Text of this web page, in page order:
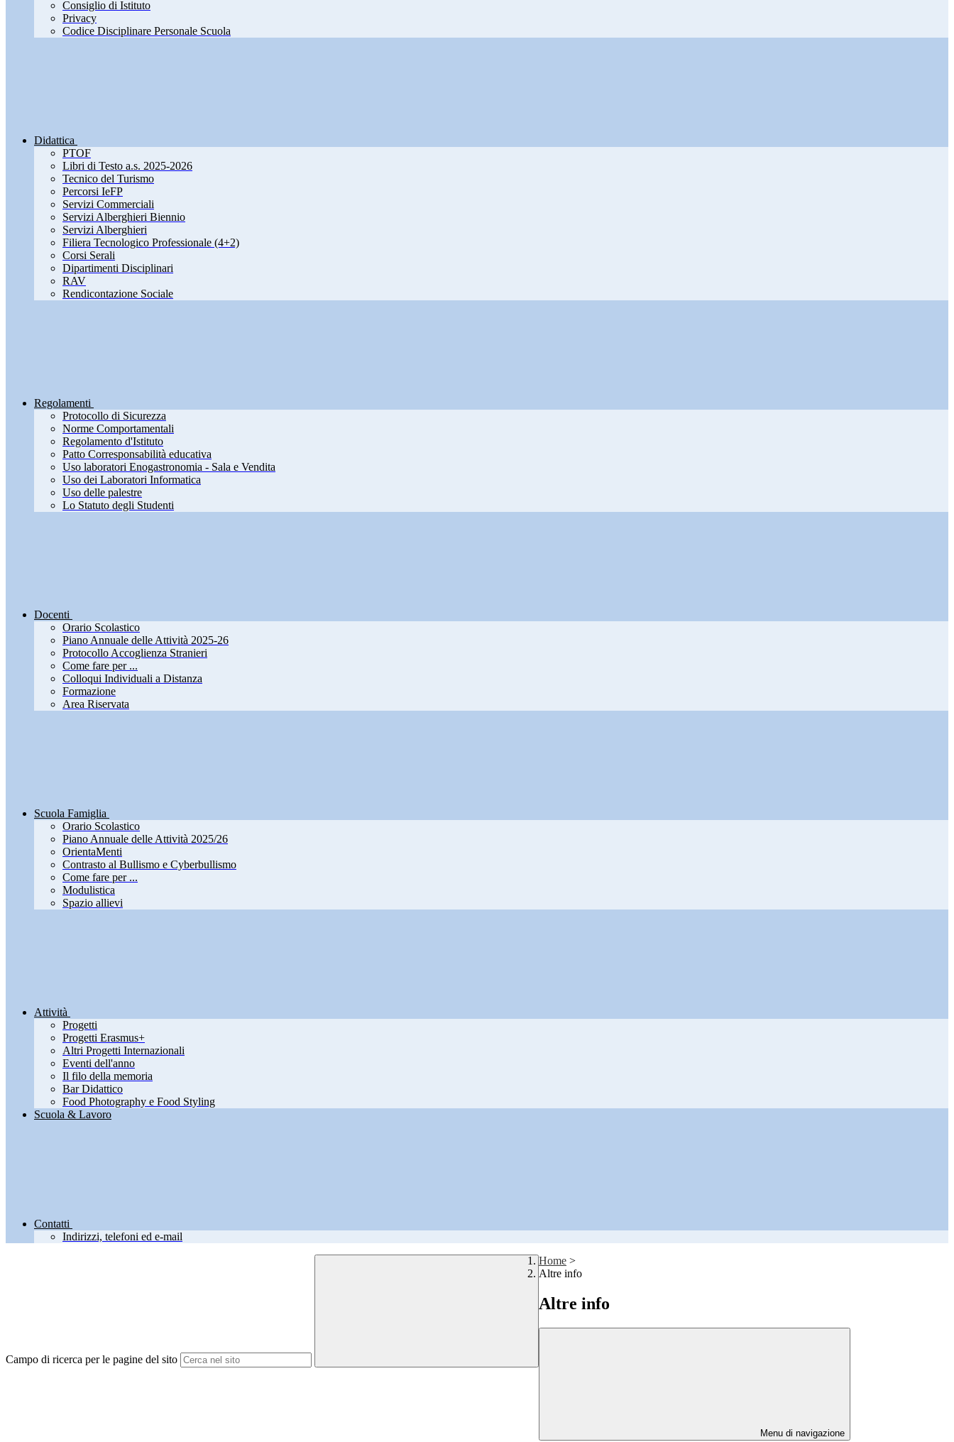
Consiglio di Istituto
Privacy
Codice Disciplinare Personale Scuola
Didattica
PTOF
Libri di Testo a.s. 2025-2026
Tecnico del Turismo
Percorsi IeFP
Servizi Commerciali
Servizi Alberghieri Biennio
Servizi Alberghieri
Filiera Tecnologico Professionale (4+2)
Corsi Serali
Dipartimenti Disciplinari
RAV
Rendicontazione Sociale
Regolamenti
Protocollo di Sicurezza
Norme Comportamentali
Regolamento d'Istituto
Patto Corresponsabilità educativa
Uso laboratori Enogastronomia - Sala e Vendita
Uso dei Laboratori Informatica
Uso delle palestre
Lo Statuto degli Studenti
Docenti
Orario Scolastico
Piano Annuale delle Attività 2025-26
Protocollo Accoglienza Stranieri
Come fare per ...
Colloqui Individuali a Distanza
Formazione
Area Riservata
Scuola Famiglia
Orario Scolastico
Piano Annuale delle Attività 2025/26
OrientaMenti
Contrasto al Bullismo e Cyberbullismo
Come fare per ...
Modulistica
Spazio allievi
Attività
Progetti
Progetti Erasmus+
Altri Progetti Internazionali
Eventi dell'anno
Il filo della memoria
Bar Didattico
Food Photography e Food Styling
Scuola & Lavoro
Contatti
Indirizzi, telefoni ed e-mail
Campo di ricerca per le pagine del sito
Home >
Altre info
Altre info
Menu di navigazione